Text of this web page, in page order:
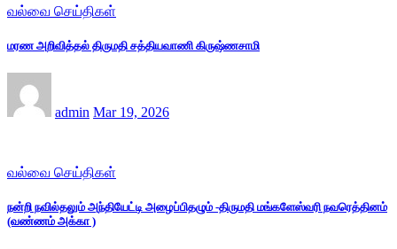
வல்வை செய்திகள்
மரண அறிவித்தல் திருமதி சத்தியவாணி கிருஷ்ணசாமி
admin Mar 19, 2026
வல்வை செய்திகள்
நன்றி நவில்தலும் அந்தியேட்டி அழைப்பிதழும் -திருமதி மங்களேஸ்வரி நவரெத்தினம்
(வண்ணம் அக்கா )